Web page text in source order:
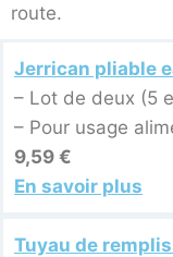
route.
Jerrican pliable
– Lot de deux (5
– Pour usage
9,59 €
En savoir plus
Tuyau de